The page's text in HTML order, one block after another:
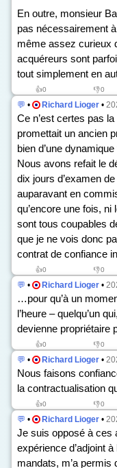
En outre, monsieur
pas nécessairement
même assez curieux
acquéreurs sont
tout simplement en
👍0 👎0
💬 • Richard Lioger •
Ce n’est certes pas
promettait un ancien
bien d’une
Nous avons refait le
dix jours d’examen
auparavant en
qu’encore une fois,
sont tous coupables
que je ne vois donc
contrat de confiance
👍0 👎0
💬 • Richard Lioger •
…pour qu’à un
l’heure – quelqu’un
devienne propriétaire
👍0 👎0
💬 • Richard Lioger •
Nous faisons
la contractualisation
👍0 👎0
💬 • Richard Lioger •
Je suis opposé à ces
expérience d’adjoint
mandats, m’a permis